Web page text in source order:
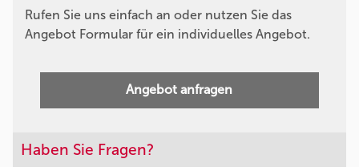
Rufen Sie uns einfach an oder nutzen Sie das
Angebot Formular für ein individuelles Angebot.
Angebot anfragen
Haben Sie Fragen?